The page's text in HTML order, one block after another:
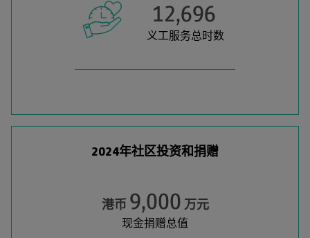
12,696
义工服务总时数
19%
教育
2024年社区投资和捐赠
港币 9,000 万元
现金捐赠总值